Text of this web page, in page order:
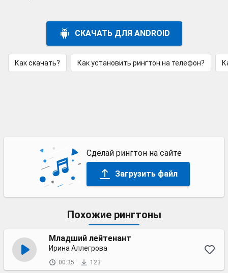
СКАЧАТЬ ДЛЯ ANDROID
Как скачать? Как установить рингтон на телефон?
Сделай рингтон на сайте
Загрузить файл
Похожие рингтоны
Младший лейтенант
Ирина Аллегрова
00:35 123